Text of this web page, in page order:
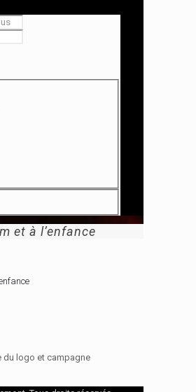
et à l’enfance
du logo et campagne